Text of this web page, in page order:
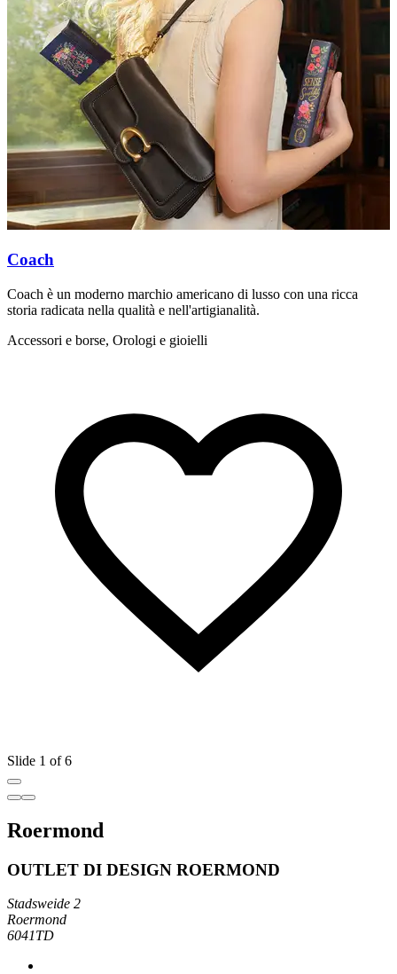
Coach
Coach è un moderno marchio americano di lusso con una ricca
storia radicata nella qualità e nell'artigianalità.
Accessori e borse, Orologi e gioielli
Slide 1 of 6
Roermond
OUTLET DI DESIGN ROERMOND
Stadsweide 2
Roermond
6041TD